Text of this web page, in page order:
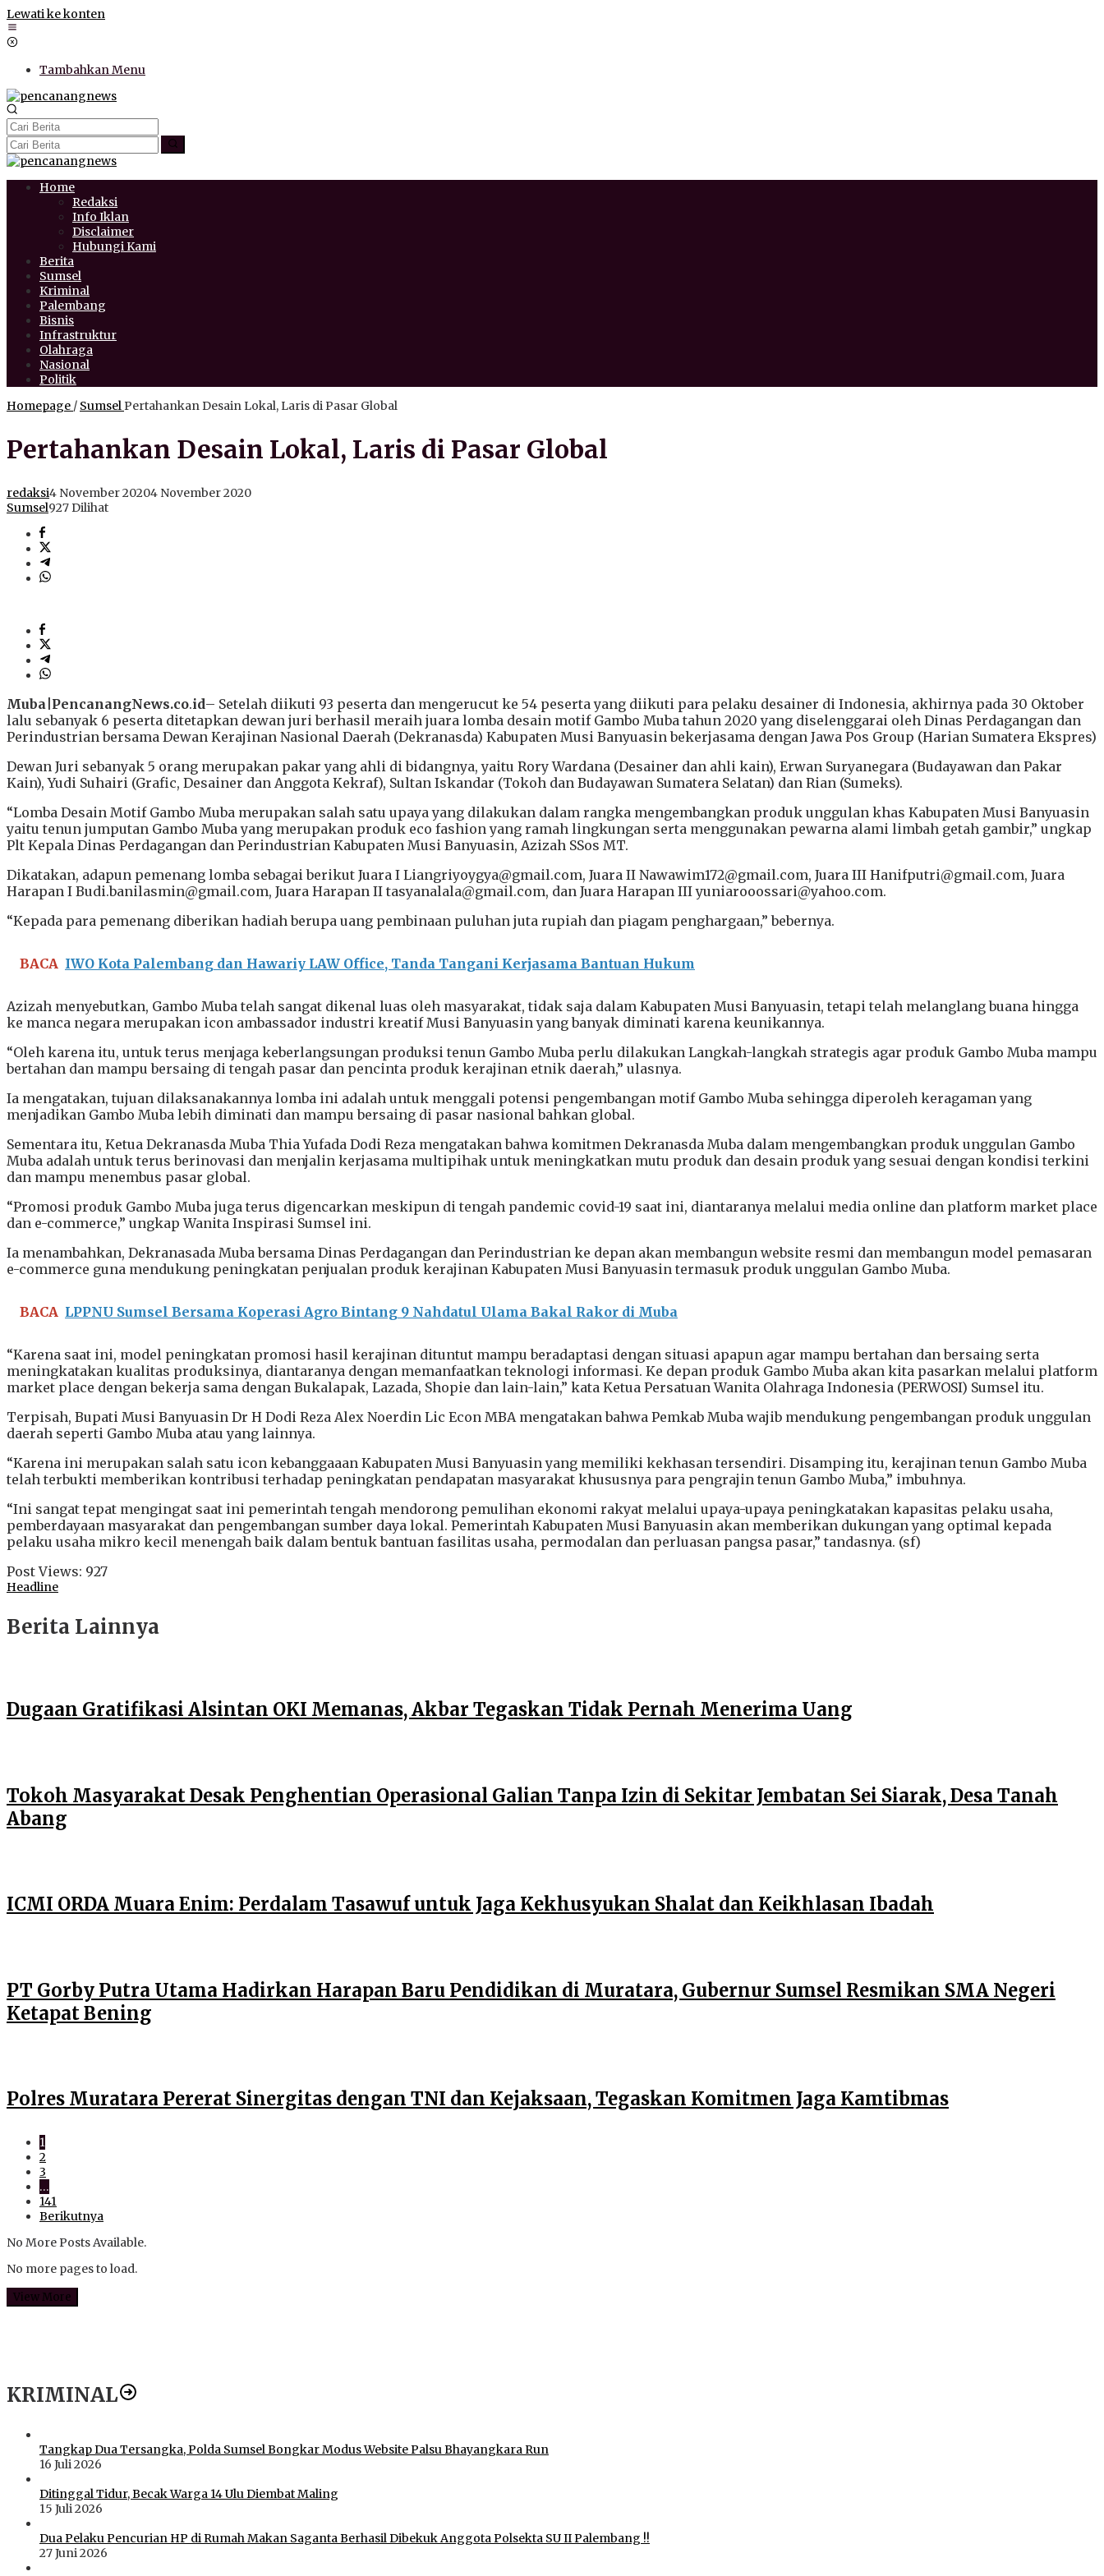
Lewati ke konten
Tambahkan Menu
Home
Redaksi
Info Iklan
Disclaimer
Hubungi Kami
Berita
Sumsel
Kriminal
Palembang
Bisnis
Infrastruktur
Olahraga
Nasional
Politik
Homepage / SumselPertahankan Desain Lokal, Laris di Pasar Global
Pertahankan Desain Lokal, Laris di Pasar Global
redaksi4 November 20204 November 2020
Sumsel927 Dilihat
Muba|PencanangNews.co.id– Setelah diikuti 93 peserta dan mengerucut ke 54 peserta yang diikuti para pelaku desainer di Indonesia, akhirnya pada 30 Oktober
lalu sebanyak 6 peserta ditetapkan dewan juri berhasil meraih juara lomba desain motif Gambo Muba tahun 2020 yang diselenggarai oleh Dinas Perdagangan dan
Perindustrian bersama Dewan Kerajinan Nasional Daerah (Dekranasda) Kabupaten Musi Banyuasin bekerjasama dengan Jawa Pos Group (Harian Sumatera Ekspres)
Dewan Juri sebanyak 5 orang merupakan pakar yang ahli di bidangnya, yaitu Rory Wardana (Desainer dan ahli kain), Erwan Suryanegara (Budayawan dan Pakar
Kain), Yudi Suhairi (Grafic, Desainer dan Anggota Kekraf), Sultan Iskandar (Tokoh dan Budayawan Sumatera Selatan) dan Rian (Sumeks).
“Lomba Desain Motif Gambo Muba merupakan salah satu upaya yang dilakukan dalam rangka mengembangkan produk unggulan khas Kabupaten Musi Banyuasin
yaitu tenun jumputan Gambo Muba yang merupakan produk eco fashion yang ramah lingkungan serta menggunakan pewarna alami limbah getah gambir,” ungkap
Plt Kepala Dinas Perdagangan dan Perindustrian Kabupaten Musi Banyuasin, Azizah SSos MT.
Dikatakan, adapun pemenang lomba sebagai berikut Juara I Liangriyoygya@gmail.com, Juara II Nawawim172@gmail.com, Juara III Hanifputri@gmail.com, Juara
Harapan I Budi.banilasmin@gmail.com, Juara Harapan II tasyanalala@gmail.com, dan Juara Harapan III yuniarooossari@yahoo.com.
“Kepada para pemenang diberikan hadiah berupa uang pembinaan puluhan juta rupiah dan piagam penghargaan,” bebernya.
BACA IWO Kota Palembang dan Hawariy LAW Office, Tanda Tangani Kerjasama Bantuan Hukum
Azizah menyebutkan, Gambo Muba telah sangat dikenal luas oleh masyarakat, tidak saja dalam Kabupaten Musi Banyuasin, tetapi telah melanglang buana hingga
ke manca negara merupakan icon ambassador industri kreatif Musi Banyuasin yang banyak diminati karena keunikannya.
“Oleh karena itu, untuk terus menjaga keberlangsungan produksi tenun Gambo Muba perlu dilakukan Langkah-langkah strategis agar produk Gambo Muba mampu
bertahan dan mampu bersaing di tengah pasar dan pencinta produk kerajinan etnik daerah,” ulasnya.
Ia mengatakan, tujuan dilaksanakannya lomba ini adalah untuk menggali potensi pengembangan motif Gambo Muba sehingga diperoleh keragaman yang
menjadikan Gambo Muba lebih diminati dan mampu bersaing di pasar nasional bahkan global.
Sementara itu, Ketua Dekranasda Muba Thia Yufada Dodi Reza mengatakan bahwa komitmen Dekranasda Muba dalam mengembangkan produk unggulan Gambo
Muba adalah untuk terus berinovasi dan menjalin kerjasama multipihak untuk meningkatkan mutu produk dan desain produk yang sesuai dengan kondisi terkini
dan mampu menembus pasar global.
“Promosi produk Gambo Muba juga terus digencarkan meskipun di tengah pandemic covid-19 saat ini, diantaranya melalui media online dan platform market place
dan e-commerce,” ungkap Wanita Inspirasi Sumsel ini.
Ia menambahkan, Dekranasada Muba bersama Dinas Perdagangan dan Perindustrian ke depan akan membangun website resmi dan membangun model pemasaran
e-commerce guna mendukung peningkatan penjualan produk kerajinan Kabupaten Musi Banyuasin termasuk produk unggulan Gambo Muba.
BACA LPPNU Sumsel Bersama Koperasi Agro Bintang 9 Nahdatul Ulama Bakal Rakor di Muba
“Karena saat ini, model peningkatan promosi hasil kerajinan dituntut mampu beradaptasi dengan situasi apapun agar mampu bertahan dan bersaing serta
meningkatakan kualitas produksinya, diantaranya dengan memanfaatkan teknologi informasi. Ke depan produk Gambo Muba akan kita pasarkan melalui platform
market place dengan bekerja sama dengan Bukalapak, Lazada, Shopie dan lain-lain,” kata Ketua Persatuan Wanita Olahraga Indonesia (PERWOSI) Sumsel itu.
Terpisah, Bupati Musi Banyuasin Dr H Dodi Reza Alex Noerdin Lic Econ MBA mengatakan bahwa Pemkab Muba wajib mendukung pengembangan produk unggulan
daerah seperti Gambo Muba atau yang lainnya.
“Karena ini merupakan salah satu icon kebanggaaan Kabupaten Musi Banyuasin yang memiliki kekhasan tersendiri. Disamping itu, kerajinan tenun Gambo Muba
telah terbukti memberikan kontribusi terhadap peningkatan pendapatan masyarakat khususnya para pengrajin tenun Gambo Muba,” imbuhnya.
“Ini sangat tepat mengingat saat ini pemerintah tengah mendorong pemulihan ekonomi rakyat melalui upaya-upaya peningkatakan kapasitas pelaku usaha,
pemberdayaan masyarakat dan pengembangan sumber daya lokal. Pemerintah Kabupaten Musi Banyuasin akan memberikan dukungan yang optimal kepada
pelaku usaha mikro kecil menengah baik dalam bentuk bantuan fasilitas usaha, permodalan dan perluasan pangsa pasar,” tandasnya. (sf)
Post Views: 927
Headline
Berita Lainnya
Dugaan Gratifikasi Alsintan OKI Memanas, Akbar Tegaskan Tidak Pernah Menerima Uang
Tokoh Masyarakat Desak Penghentian Operasional Galian Tanpa Izin di Sekitar Jembatan Sei Siarak, Desa Tanah
Abang
ICMI ORDA Muara Enim: Perdalam Tasawuf untuk Jaga Kekhusyukan Shalat dan Keikhlasan Ibadah
PT Gorby Putra Utama Hadirkan Harapan Baru Pendidikan di Muratara, Gubernur Sumsel Resmikan SMA Negeri
Ketapat Bening
Polres Muratara Pererat Sinergitas dengan TNI dan Kejaksaan, Tegaskan Komitmen Jaga Kamtibmas
1
2
3
…
141
Berikutnya
No More Posts Available.
No more pages to load.
View More
KRIMINAL
Tangkap Dua Tersangka, Polda Sumsel Bongkar Modus Website Palsu Bhayangkara Run
16 Juli 2026
Ditinggal Tidur, Becak Warga 14 Ulu Diembat Maling
15 Juli 2026
Dua Pelaku Pencurian HP di Rumah Makan Saganta Berhasil Dibekuk Anggota Polsekta SU II Palembang !!
27 Juni 2026